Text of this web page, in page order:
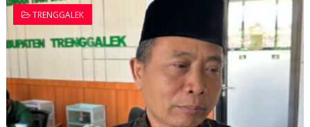
TRENGGALEK